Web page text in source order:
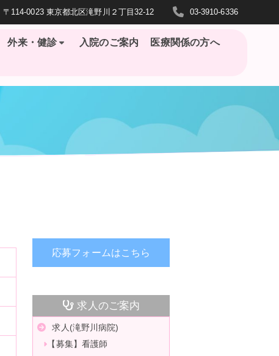
〒114-0023 東京都北区滝野川２丁目32-12 03-3910-6336
外来・健診 入院のご案内
医療関係の方へ
応募フォームはこちら
求人のご案内
求人(滝野川病院)
【募集】看護師